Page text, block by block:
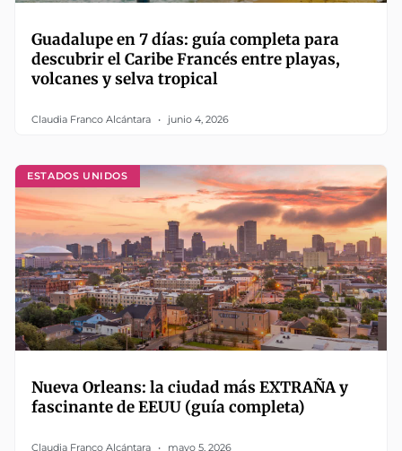
Guadalupe en 7 días: guía completa para
descubrir el Caribe Francés entre playas,
volcanes y selva tropical
Claudia Franco Alcántara junio 4, 2026
ESTADOS UNIDOS
Nueva Orleans: la ciudad más EXTRAÑA y
fascinante de EEUU (guía completa)
Claudia Franco Alcántara mayo 5, 2026